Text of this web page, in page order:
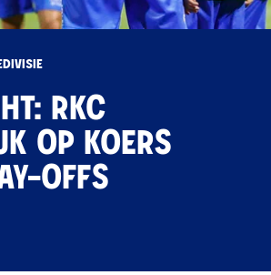
RKC
OP KOERS
OFFS